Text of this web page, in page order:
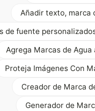
Añadir texto, marca
de fuente
Agrega Marcas de
Proteja Imágenes Con
Creador de Marca
Generador de